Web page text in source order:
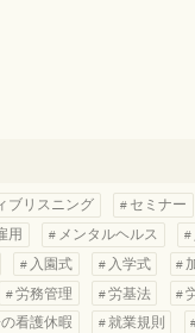
ブリスニング セミナー
用 メンタルヘルス
入園式 入学式
労務管理 労基法
看護休暇 就業規則